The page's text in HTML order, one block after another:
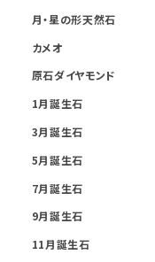
月・星の形天然石
カメオ
原石ダイヤモンド
1月誕生石
3月誕生石
5月誕生石
7月誕生石
9月誕生石
11月誕生石